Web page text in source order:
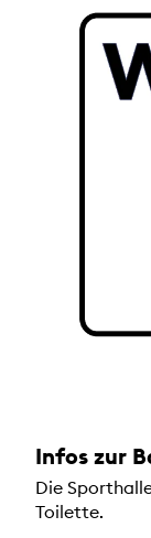
Infos zur
Die
Toilette.